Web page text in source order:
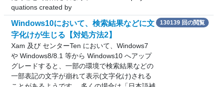
quations created by
Windows10において、検索結果などに文
字化けが生じる【対処方法2】
Xam 及び センターTen において、Windows7
や Windows8/8.1 等から Windows10 へアップ
グレードすると、一部の環境で検索結果などの
一部表記の文字が崩れて表示(文字化け)される
130139 回の閲覧